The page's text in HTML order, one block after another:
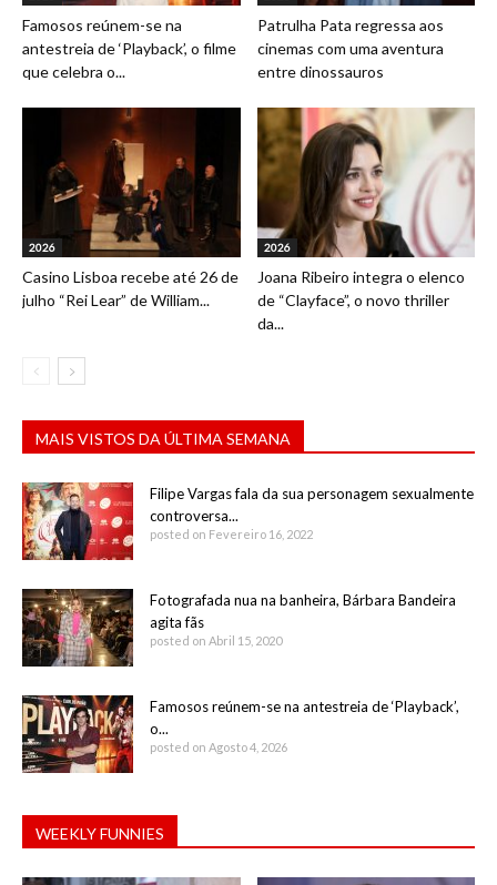
Famosos reúnem-se na
antestreia de ‘Playback’, o filme
que celebra o...
Patrulha Pata regressa aos
cinemas com uma aventura
entre dinossauros
2026
Casino Lisboa recebe até 26 de
julho “Rei Lear” de William...
2026
Joana Ribeiro integra o elenco
de “Clayface”, o novo thriller
da...
MAIS VISTOS DA ÚLTIMA SEMANA
Filipe Vargas fala da sua personagem sexualmente
controversa...
posted on Fevereiro 16, 2022
Fotografada nua na banheira, Bárbara Bandeira
agita fãs
posted on Abril 15, 2020
Famosos reúnem-se na antestreia de ‘Playback’,
o...
posted on Agosto 4, 2026
WEEKLY FUNNIES